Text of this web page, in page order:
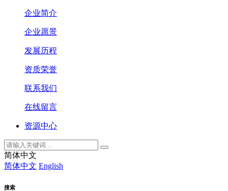
企业简介
企业愿景
发展历程
资质荣誉
联系我们
在线留言
资源中心
简体中文
简体中文 English
搜索